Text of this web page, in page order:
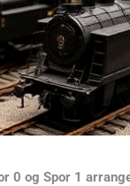
0 og Spor 1